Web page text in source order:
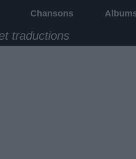
Chansons
traductions